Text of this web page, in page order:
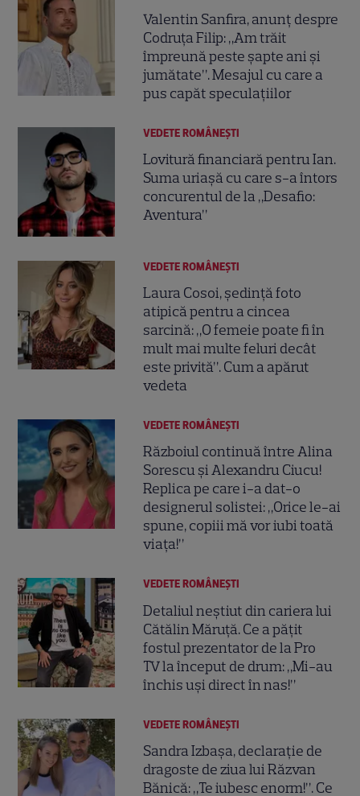
Valentin Sanfira, anunț despre
Codruța Filip: „Am trăit
împreună peste șapte ani și
jumătate”. Mesajul cu care a
pus capăt speculațiilor
VEDETE ROMÂNEŞTI
Lovitură financiară pentru Ian.
Suma uriașă cu care s-a întors
concurentul de la „Desafio:
Aventura”
VEDETE ROMÂNEŞTI
Laura Cosoi, ședință foto
atipică pentru a cincea
sarcină: „O femeie poate fi în
mult mai multe feluri decât
este privită”. Cum a apărut
vedeta
VEDETE ROMÂNEŞTI
Războiul continuă între Alina
Sorescu și Alexandru Ciucu!
Replica pe care i-a dat-o
designerul solistei: „Orice le-ai
spune, copiii mă vor iubi toată
viața!”
VEDETE ROMÂNEŞTI
Detaliul neștiut din cariera lui
Cătălin Măruță. Ce a pățit
fostul prezentator de la Pro
TV la început de drum: „Mi-au
închis uși direct în nas!”
VEDETE ROMÂNEŞTI
Sandra Izbașa, declarație de
dragoste de ziua lui Răzvan
Bănică: „Te iubesc enorm!”. Ce